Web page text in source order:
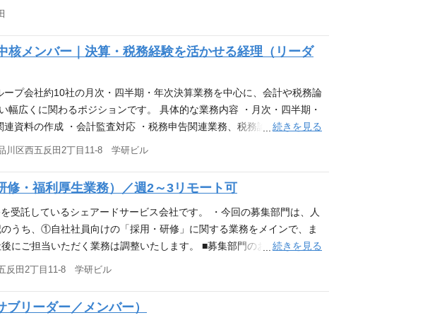
作成力（提案書、要件/論点整理、議事録、運用設計書などを自力で
に入り込み、課題発見から設計・実装・定着までを責任を持って担
などへのキャリア拡張が可能です。
業務、プロジェクトで必要なドキュメントの作成/修正 ・
レベルまで自分でブレイクダウンして対応できる方 •社内ユーザーと
L3スイッチ、ファイアウォール等）の設定、運用経験 •無線LANの構
キル） •拠点間接続の設定、運用経験 •SASEの設定、運用経験 •DN
部門・部門の人員構成 社内ネットワークエンジニア ４名（正社員２
いただきます。 •グループ会社の利用ユーザー及びベンダーのサポー
す（週２日～３日）。出社時は、固定席はなくフリーアドレスでの業
ネットワーク以外の業務もご担当頂く場合があります。
核メンバー｜決算・税務経験を活かせる経理（リーダ
プ会社約10社の月次・四半期・年次決算業務を中心に、会計や税務論
広くに関わるポジションです。 具体的な業務内容 ・月次・四半期・
資料の作成 ・会計監査対応 ・税務申告関連業務、税務論点の整理
担当） 経験を活かせる高度業務 ・会計基準変更への対応・論点整
・経理業務フローの改善・標準化推進 ・グループ会社における会
められる環境です。 ・決算実務に加え、新規事業・M&A・組織再編
す。 ・業務改善や標準化、会計システムリプレイスなど、経理部門
業務のとりまめや後輩育成など、組織の中核メンバーとしてご活躍い
同等の知識） ・会計基準に基づいた会計処理の検討・判断経験 ・法
（1級歓迎） 歓迎条件 ・上場基準での決算経験 ・税務論点の整理や
関する会計処理経験 ・業務改善・システム導入プロジェクト経験 配
続きを見る
川区西五反田2丁目11-8 学研ビル
修・福利厚生業務）／週2～3リモート可
託しているシェアードサービス会社です。 ・今回の募集部門は、人
うち、①自社社員向けの「採用・研修」に関する業務をメインで、ま
にご担当いただく業務は調整いたします。 ■募集部門のおもな業務 ①
社員への各種対応） ・定年後再雇用者関連業務（契約更改、定期面
傷病休職者関連業務 ・給付金関連業務（育児休業給付金、傷病手当
・グループ会社」の業務においては、13～20社前後のグループ会社
続きを見る
反田2丁目11-8 学研ビル
リーダー／メンバー）